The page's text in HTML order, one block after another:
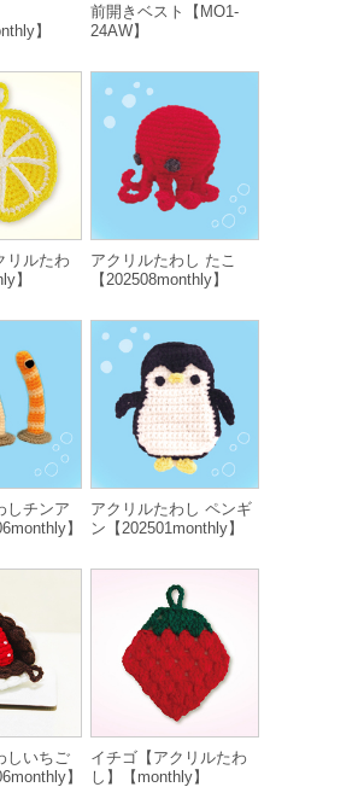
】
前開きベスト【MO1-
24AW】
リルたわ
】
アクリルたわし たこ
【202508monthly】
しチンア
】
アクリルたわし ペンギ
ン【202501monthly】
しいちご
】
イチゴ【アクリルたわ
し】【monthly】